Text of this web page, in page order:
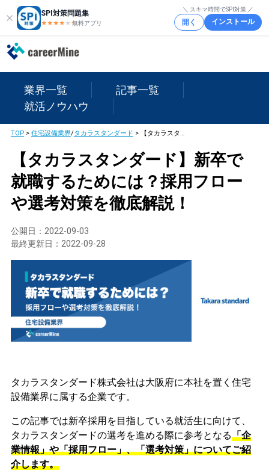
SPI対策問題集
★★★★ ★★
無料アプリ
＼ スキマ時間でSPI対策 ／
開く インストール
業界一覧
記事一覧
就活ノウハウ
TOP> 住宅設備業界/タカラスタンダード > 【タカラスタンダード】新卒で就職するためには？採用フローや選考対策を徹底解説！
【タカラスタンダード】新卒で
就職するためには？採用フロー
や選考対策を徹底解説！
公開日： 2022-09-03
最終更新日： 2022-09-28
タカラスタンダード株式会社は大阪府に本社を置く住宅
設備業界に属する企業です。
この記事では新卒採用を目指している就活生に向けて、
タカラスタンダードの選考を進める際に参考となる「企
業情報」や「採用フロー」、「選考対策」についてご紹
介します。